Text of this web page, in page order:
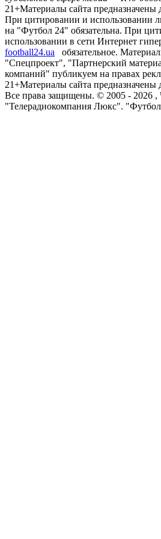
21+Материалы сайта предназначены
При цитировании и использовании
на "Футбол 24" обязательна. При
использовании в сети Интернет
football24.ua
обязательное.
"Спецпроект", "Партнерский
компаний" публикуем на правах
21+Материалы сайта предназначены
Все права защищены. © 2005 - 2026 ,
"Телерадиокомпания Люкс".